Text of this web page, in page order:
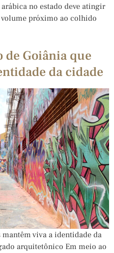
no estado deve atingir
próximo ao colhido
de Goiânia que
da cidade
viva a identidade da
arquitetônico Em meio ao